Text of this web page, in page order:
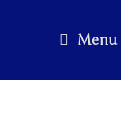
Menu